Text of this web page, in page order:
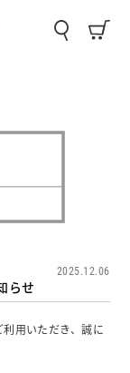
らせ
2025.12.06
用いただき、誠に